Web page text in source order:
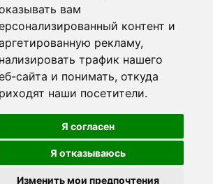
вам
контент и
рекламу,
трафик нашего
сайта и понимать, откуда
наши посетители.
Я согласен
Я отказываюсь
Изменить мои предпочтения
нами
на нас